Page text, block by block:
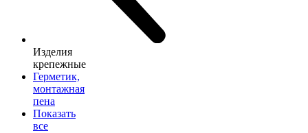
Изделия
крепежные
Герметик,
монтажная
пена
Показать
все